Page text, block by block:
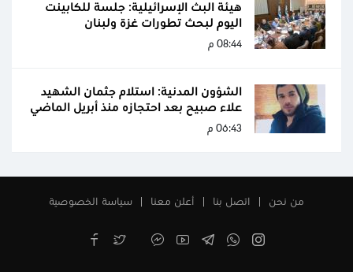
هيئة البث الإسرائيلية: جلسة للكابينت
اليوم لبحث تطورات غزة ولبنان
08:44 م
الشؤون المدنية: استلام جثمان الشهيد
علاء صبيح بعد احتجازه منذ أبريل الماضي
06:43 م
من نحن اتصل بنا أعلن معنا سياسة الخصوصية